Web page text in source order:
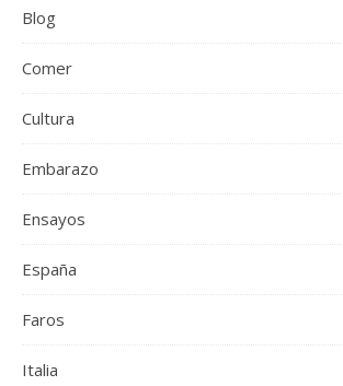
Blog
Comer
Cultura
Embarazo
Ensayos
España
Faros
Italia